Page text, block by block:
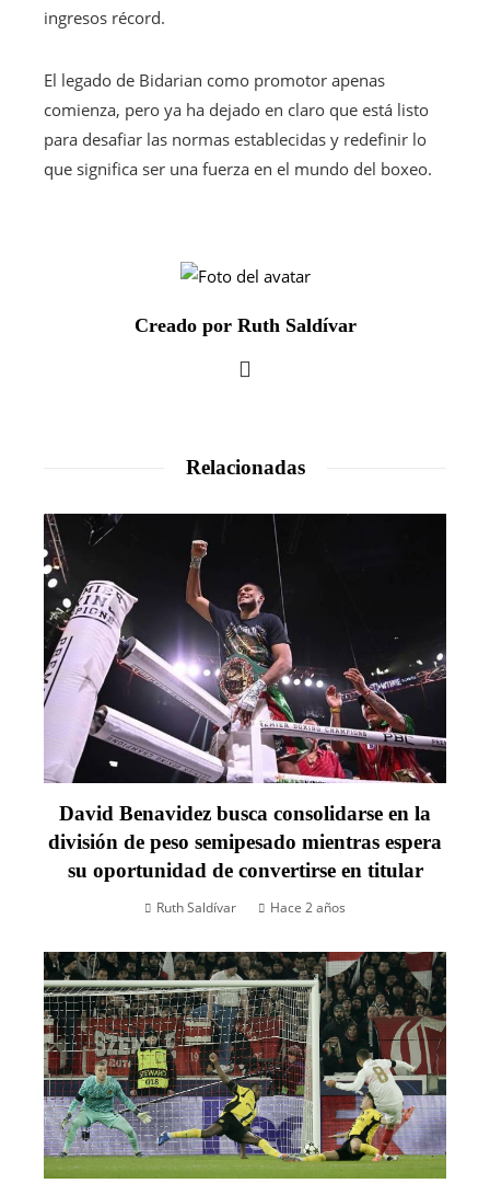
ingresos récord.
El legado de Bidarian como promotor apenas
comienza, pero ya ha dejado en claro que está listo
para desafiar las normas establecidas y redefinir lo
que significa ser una fuerza en el mundo del boxeo.
Creado por Ruth Saldívar
Relacionadas
David Benavidez busca consolidarse en la
división de peso semipesado mientras espera
su oportunidad de convertirse en titular
Ruth Saldívar Hace 2 años